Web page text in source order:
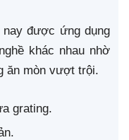
được ứng dụng
khác nhau nhờ
ăn mòn vượt trội.
grating.